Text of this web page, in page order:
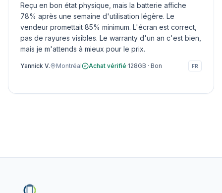
Reçu en bon état physique, mais la batterie affiche
78% après une semaine d'utilisation légère. Le
vendeur promettait 85% minimum. L'écran est correct,
pas de rayures visibles. Le warranty d'un an c'est bien,
mais je m'attends à mieux pour le prix.
Yannick V. Montréal Achat vérifié·128GB · Bon FR